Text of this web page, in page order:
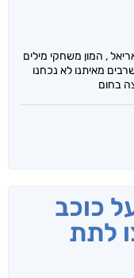
, המון משחקי מילים
מאיתנו לא נכחנו
בחום
כוכב
לתת